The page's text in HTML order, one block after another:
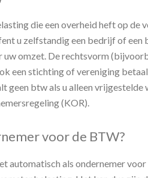
die een overheid heft op de
u zelfstandig een bedrijf of een
uw omzet. De rechtsvorm
een stichting of vereniging
geen btw als u alleen vrijgestelde
voor de BTW?